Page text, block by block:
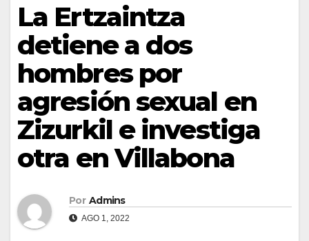
La Ertzaintza
detiene a dos
hombres por
agresión sexual en
Zizurkil e investiga
otra en Villabona
Por Admins
AGO 1, 2022